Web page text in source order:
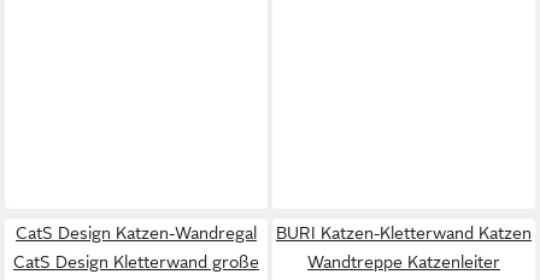
CatS Design Katzen-Wandregal
CatS Design Kletterwand große
BURI Katzen-Kletterwand Katzen
Wandtreppe Katzenleiter